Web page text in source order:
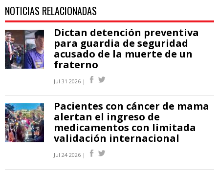
NOTICIAS RELACIONADAS
Dictan detención preventiva
para guardia de seguridad
acusado de la muerte de un
fraterno
Jul 31 2026 |
Pacientes con cáncer de mama
alertan el ingreso de
medicamentos con limitada
validación internacional
Jul 24 2026 |